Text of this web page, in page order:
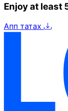
Enjoy at least
Апп татах